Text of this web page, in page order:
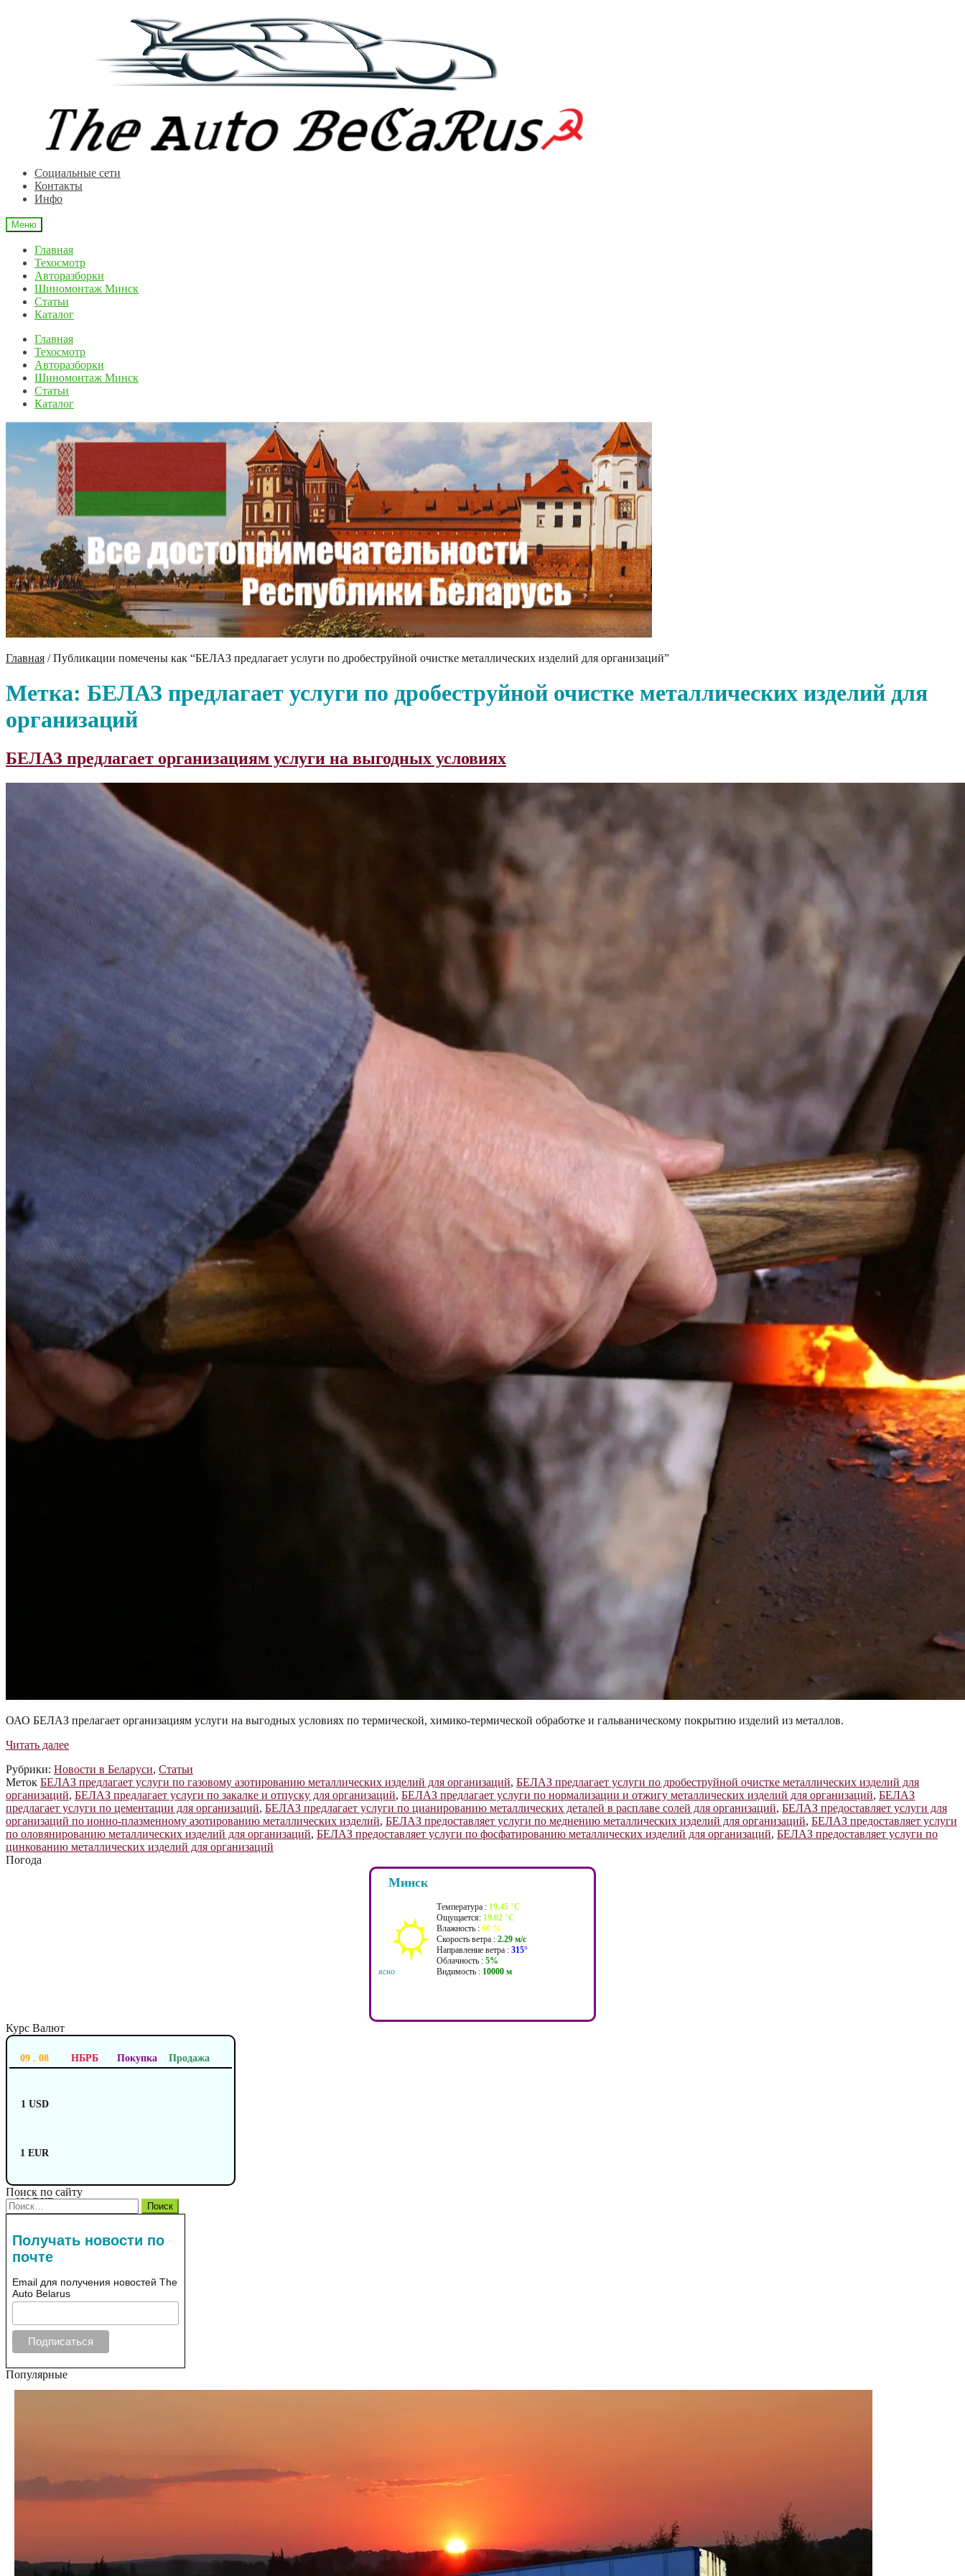
Cоциальные сети
Контакты
Инфо
Меню
Главная
Техосмотр
Авторазборки
Шиномонтаж Минск
Статьи
Каталог
Главная
Техосмотр
Авторазборки
Шиномонтаж Минск
Статьи
Каталог
Главная /Публикации помечены как “БЕЛАЗ предлагает услуги по дробеструйной очистке металлических изделий для организаций”
Метка: БЕЛАЗ предлагает услуги по дробеструйной очистке металлических изделий для
организаций
БЕЛАЗ предлагает организациям услуги на выгодных условиях
ОАО БЕЛАЗ прелагает организациям услуги на выгодных условиях по термической, химико-термической обработке и гальваническому покрытию изделий из металлов.
Читать далееБЕЛАЗ
организациям
услуги
на
выгодных
условиях
Рубрики: Новости в Беларуси, Статьи
Меток БЕЛАЗ предлагает услуги по газовому азотированию металлических изделий для организаций, БЕЛАЗ предлагает услуги по дробеструйной очистке металлических изделий для
организаций, БЕЛАЗ предлагает услуги по закалке и отпуску для организаций, БЕЛАЗ предлагает услуги по нормализации и отжигу металлических изделий для организаций, БЕЛАЗ
предлагает услуги по цементации для организаций, БЕЛАЗ предлагает услуги по цианированию металлических деталей в расплаве солей для организаций, БЕЛАЗ предоставляет услуги для
организаций по ионно-плазменному азотированию металлических изделий, БЕЛАЗ предоставляет услуги по меднению металлических изделий для организаций, БЕЛАЗ предоставляет услуги
по оловянированию металлических изделий для организаций, БЕЛАЗ предоставляет услуги по фосфатированию металлических изделий для организаций, БЕЛАЗ предоставляет услуги по
цинкованию металлических изделий для организаций
Погода
Минск
ясно
Температура : 19.45 °C
Ощущается: 19.02 °C
Влажность : 60 %
Скорость ветра : 2.29 м/c
Направление ветра : 315°
Облачность : 5%
Видимость : 10000 м
Курс Валют
09 . 08 НБРБ Покупка Продажа
1 USD
1 EUR
100 RUB
Поиск по сайту
Найти:
Получать новости по
почте
Email для получения новостей The
Auto Belarus
Популярные